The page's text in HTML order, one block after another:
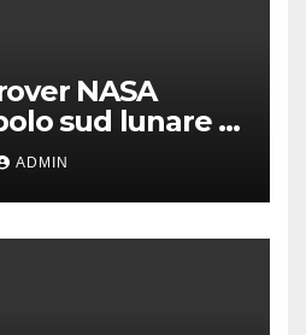
NASA
sud lunare |
ADMIN